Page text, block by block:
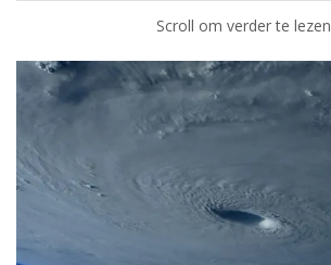
Scroll om verder te lezen